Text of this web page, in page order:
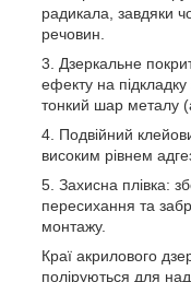
радикала, завдяки
речовин.
Дзеркальне
ефекту на
тонкий шар металу
Подвійний
високим рівнем
Захисна плівка:
пересихання та
монтажу.
Краї акрилового
поліруються для